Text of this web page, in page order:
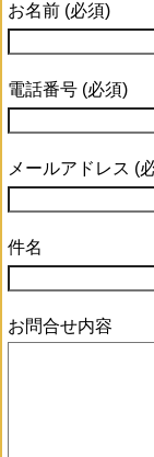
お名前 (必須)
電話番号 (必須)
メールアドレス (
件名
お問合せ内容